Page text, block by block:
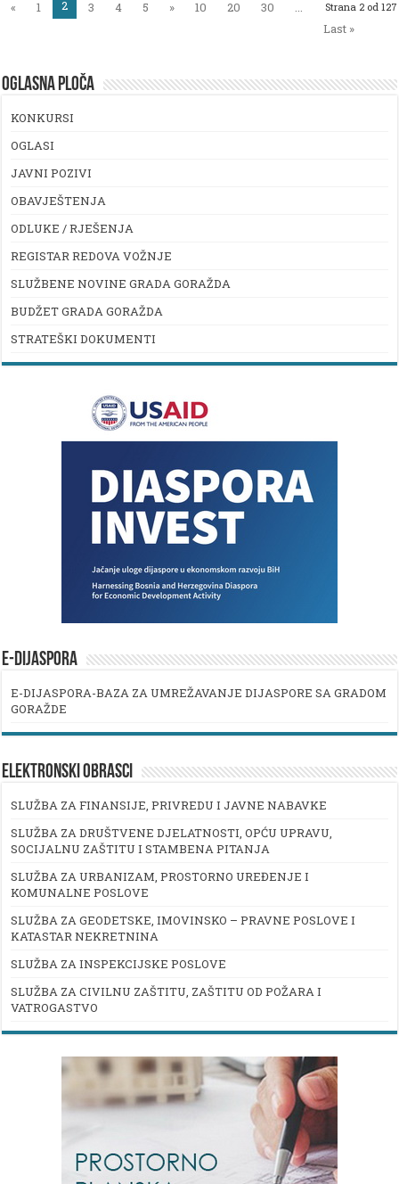
Strana 2 od 127
« 1 2 3 4 5 » 10 20 30
Last »
OGLASNA PLOČA
KONKURSI
OGLASI
JAVNI POZIVI
OBAVJEŠTENJA
ODLUKE / RJEŠENJA
REGISTAR REDOVA VOŽNJE
SLUŽBENE NOVINE GRADA GORAŽDA
BUDŽET GRADA GORAŽDA
STRATEŠKI DOKUMENTI
E-DIJASPORA
E-DIJASPORA-BAZA ZA UMREŽAVANJE DIJASPORE SA GRADOM
GORAŽDE
ELEKTRONSKI OBRASCI
SLUŽBA ZA FINANSIJE, PRIVREDU I JAVNE NABAVKE
SLUŽBA ZA DRUŠTVENE DJELATNOSTI, OPĆU UPRAVU,
SOCIJALNU ZAŠTITU I STAMBENA PITANJA
SLUŽBA ZA URBANIZAM, PROSTORNO UREĐENJE I
KOMUNALNE POSLOVE
SLUŽBA ZA GEODETSKE, IMOVINSKO – PRAVNE POSLOVE I
KATASTAR NEKRETNINA
SLUŽBA ZA INSPEKCIJSKE POSLOVE
SLUŽBA ZA CIVILNU ZAŠTITU, ZAŠTITU OD POŽARA I
VATROGASTVO